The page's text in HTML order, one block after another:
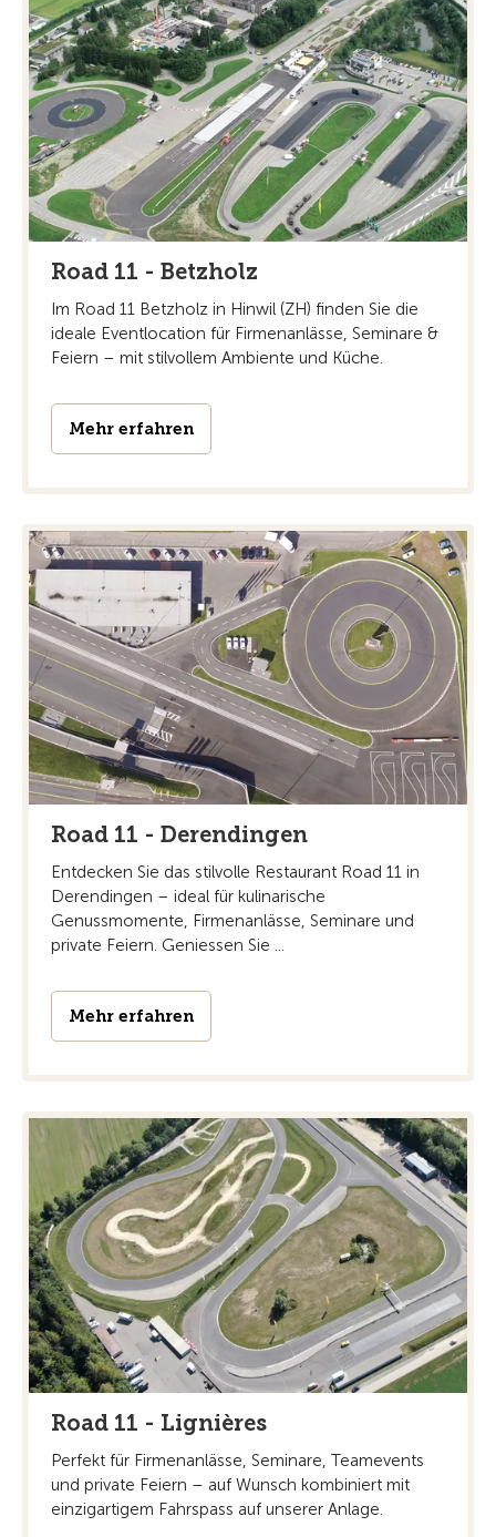
Road 11 - Betzholz
Im Road 11 Betzholz in Hinwil (ZH) finden Sie die
ideale Eventlocation für Firmenanlässe, Seminare &
Feiern – mit stilvollem Ambiente und Küche.
Mehr erfahren
Road 11 - Derendingen
Entdecken Sie das stilvolle Restaurant Road 11 in
Derendingen – ideal für kulinarische
Genussmomente, Firmenanlässe, Seminare und
private Feiern. Geniessen Sie ...
Mehr erfahren
Road 11 - Lignières
Perfekt für Firmenanlässe, Seminare, Teamevents
und private Feiern – auf Wunsch kombiniert mit
einzigartigem Fahrspass auf unserer Anlage.